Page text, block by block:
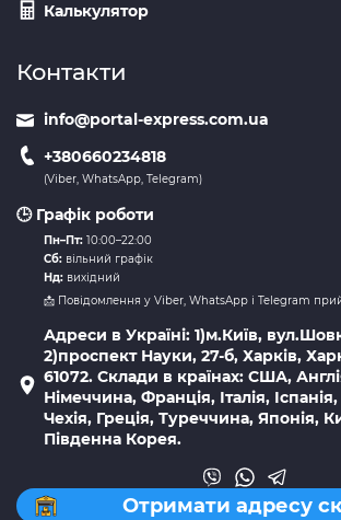
Калькулятор
Контакти
info@portal-express.com.ua
+380660234818
(Viber, WhatsApp, Telegram)
🕒 Графік роботи
Пн–Пт: 10:00–22:00
Сб: вільний графік
Нд: вихідний
📩 Повідомлення у Viber, WhatsApp і Telegram
Адреси в Україні: 1)м.Київ,
2)проспект Науки, 27-б, Харків,
61072. Склади в країнах: США,
Німеччина, Франція, Італія,
Чехія, Греція, Туреччина, Японія,
Південна Корея.
Отримати адресу